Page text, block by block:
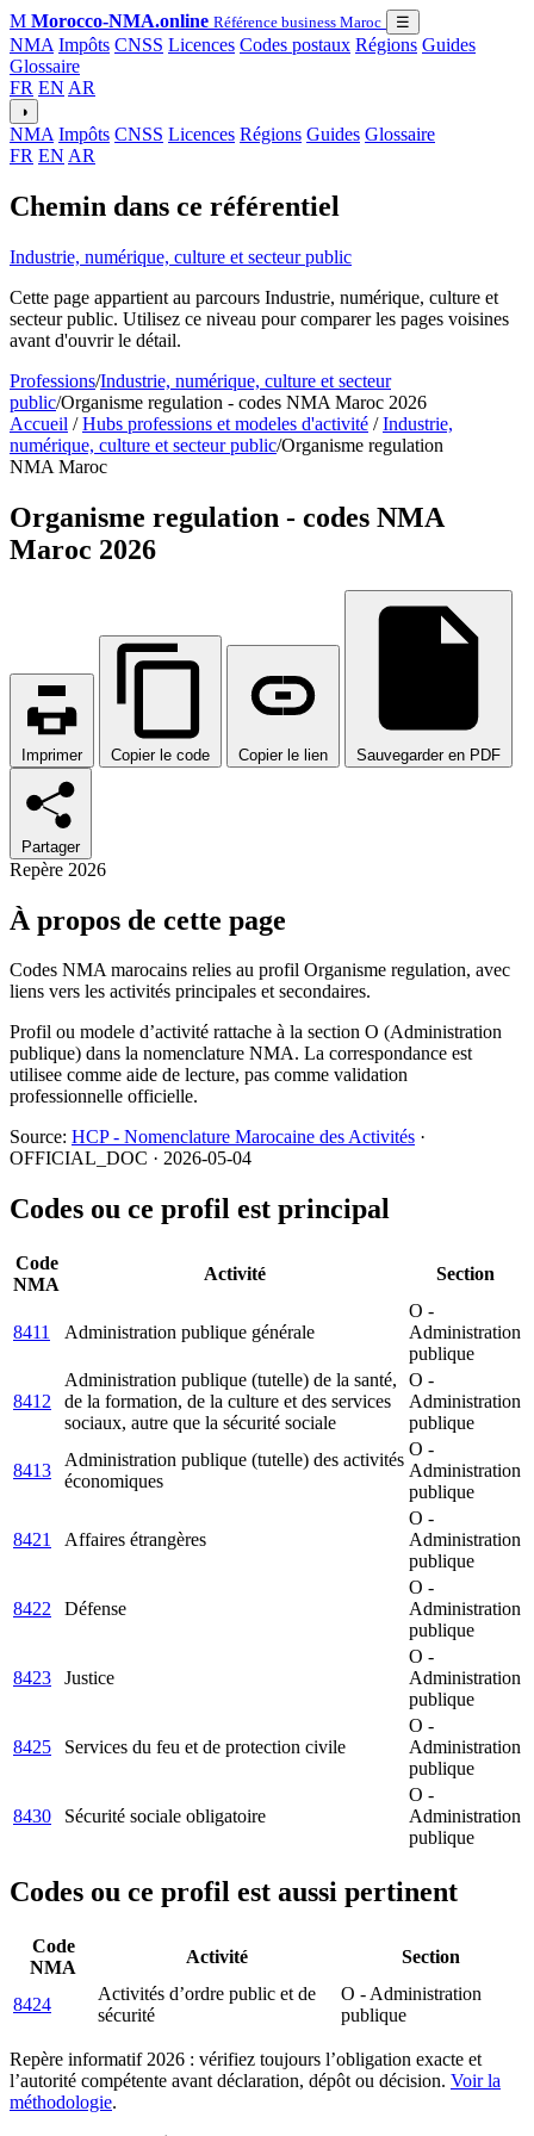
M Morocco-NMA.online Référence business Maroc ☰
NMA Impôts CNSS Licences Codes postaux Régions Guides
Glossaire
FR EN AR
◑
NMA Impôts CNSS Licences Régions Guides Glossaire
FR EN AR
Chemin dans ce référentiel
Industrie, numérique, culture et secteur public
Cette page appartient au parcours Industrie, numérique, culture et
secteur public. Utilisez ce niveau pour comparer les pages voisines
avant d'ouvrir le détail.
Professions/Industrie, numérique, culture et secteur
public/Organisme regulation - codes NMA Maroc 2026
Accueil / Hubs professions et modeles d'activité / Industrie,
numérique, culture et secteur public/Organisme regulation
NMA Maroc
Organisme regulation - codes NMA
Maroc 2026
Imprimer Copier le code Copier le lien Sauvegarder en PDF
Partager
Repère 2026
À propos de cette page
Codes NMA marocains relies au profil Organisme regulation, avec
liens vers les activités principales et secondaires.
Profil ou modele d’activité rattache à la section O (Administration
publique) dans la nomenclature NMA. La correspondance est
utilisee comme aide de lecture, pas comme validation
professionnelle officielle.
Source: HCP - Nomenclature Marocaine des Activités ·
OFFICIAL_DOC · 2026-05-04
Codes ou ce profil est principal
Code
NMA
Activité Section
8411 Administration publique générale
O -
Administration
publique
8412
Administration publique (tutelle) de la santé,
de la formation, de la culture et des services
sociaux, autre que la sécurité sociale
O -
Administration
publique
8413
Administration publique (tutelle) des activités
économiques
O -
Administration
publique
8421 Affaires étrangères
O -
Administration
publique
8422 Défense
O -
Administration
publique
8423 Justice
O -
Administration
publique
8425 Services du feu et de protection civile
O -
Administration
publique
8430 Sécurité sociale obligatoire
O -
Administration
publique
Codes ou ce profil est aussi pertinent
Code
NMA
Activité Section
8424
Activités d’ordre public et de
sécurité
O - Administration
publique
Repère informatif 2026 : vérifiez toujours l’obligation exacte et
l’autorité compétente avant déclaration, dépôt ou décision. Voir la
méthodologie.